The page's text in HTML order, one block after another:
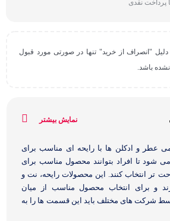
دلیل "انصراف از خرید" تنها در صورتی مورد قبول
باشد.
نمایش بیشتر
عطر و ادکلن ها با رایحه ای مناسب برای
می شود تا افراد بتوانند محصول مناسب برای
تر انتخاب کنند. این محصولات رایحه، نت و
و برای انتخاب محصول مناسب از میان
شرکت های مختلف باید این قسمت ها را به